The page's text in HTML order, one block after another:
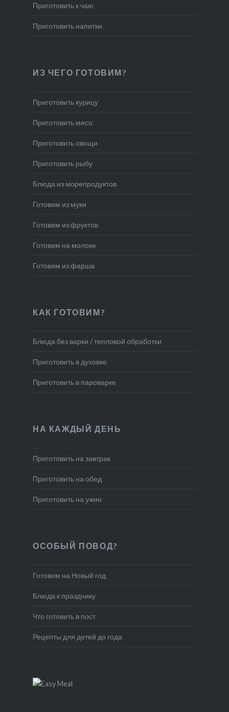
Приготовить к чаю
Приготовить напитки
ИЗ ЧЕГО ГОТОВИМ?
Приготовить курицу
Приготовить мясо
Приготовить овощи
Приготовить рыбу
Блюда из морепродуктов
Готовим из муки
Готовим из фруктов
Готовим на молоке
Готовим из фарша
КАК ГОТОВИМ?
Блюда без варки / тепловой обработки
Приготовить в духовке
Приготовить в пароварке
НА КАЖДЫЙ ДЕНЬ
Приготовить на завтрак
Приготовить на обед
Приготовить на ужин
ОСОБЫЙ ПОВОД?
Готовим на Новый год
Блюда к празднику
Что готовить в пост
Рецепты для детей до года